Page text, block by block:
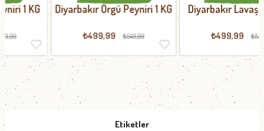
Diyarbakır Örgü Peyniri 1 KG
₺499,99 ₺549,99
Diyarbakır Lavaş Peyniri 1
₺499,99 ₺549,99
Etiketler